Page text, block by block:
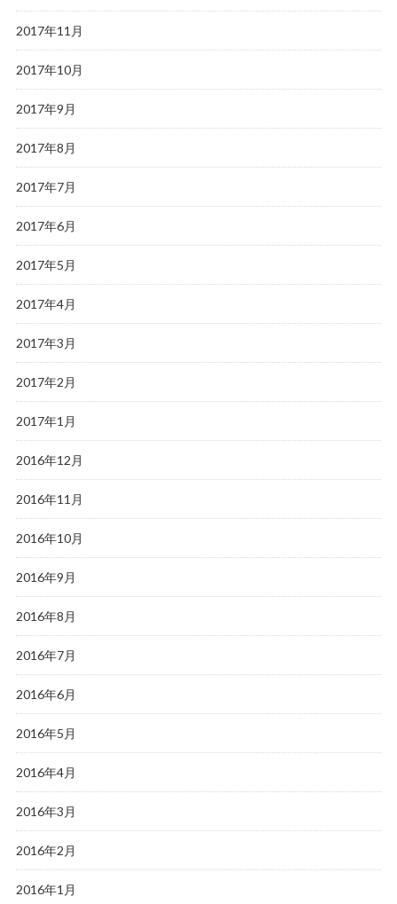
2017年11月
2017年10月
2017年9月
2017年8月
2017年7月
2017年6月
2017年5月
2017年4月
2017年3月
2017年2月
2017年1月
2016年12月
2016年11月
2016年10月
2016年9月
2016年8月
2016年7月
2016年6月
2016年5月
2016年4月
2016年3月
2016年2月
2016年1月